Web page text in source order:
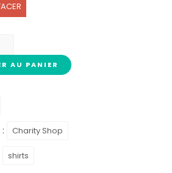
AU PANIER
Charity Shop
shirts